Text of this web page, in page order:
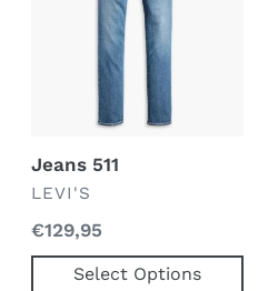
Jeans 511
VERKOPER
LEVI'S
Normale
prijs
€129,95
Select Options